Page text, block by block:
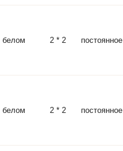
белом 2 * 2 постоянное
белом 2 * 2 постоянное